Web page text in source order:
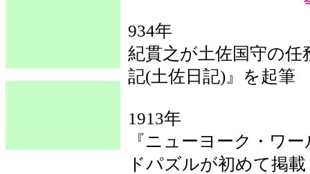
934年
紀貫之が土佐国守の
記(土佐日記)』を起筆
1913年
『ニューヨーク・ワ
ドパズルが初めて掲載